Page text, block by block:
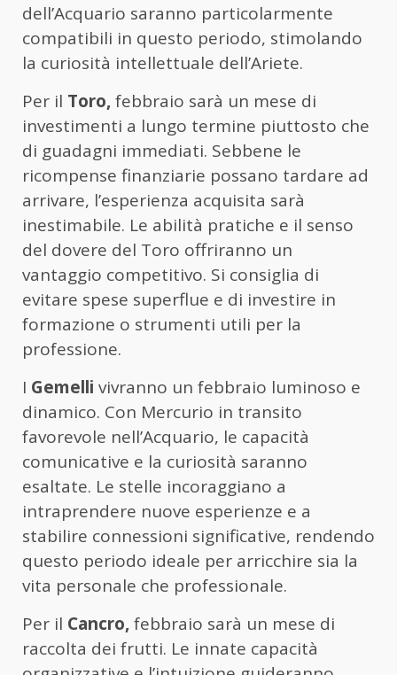
dell’Acquario saranno particolarmente
compatibili in questo periodo, stimolando
la curiosità intellettuale dell’Ariete.
Per il Toro,febbraio sarà un mese di
investimenti a lungo termine piuttosto che
di guadagni immediati. Sebbene le
ricompense finanziarie possano tardare ad
arrivare, l’esperienza acquisita sarà
inestimabile. Le abilità pratiche e il senso
del dovere del Toro offriranno un
vantaggio competitivo. Si consiglia di
evitare spese superflue e di investire in
formazione o strumenti utili per la
professione.
I Gemelli vivranno un febbraio luminoso e
dinamico. Con Mercurio in transito
favorevole nell’Acquario, le capacità
comunicative e la curiosità saranno
esaltate. Le stelle incoraggiano a
intraprendere nuove esperienze e a
stabilire connessioni significative, rendendo
questo periodo ideale per arricchire sia la
vita personale che professionale.
Per il Cancro,febbraio sarà un mese di
raccolta dei frutti. Le innate capacità